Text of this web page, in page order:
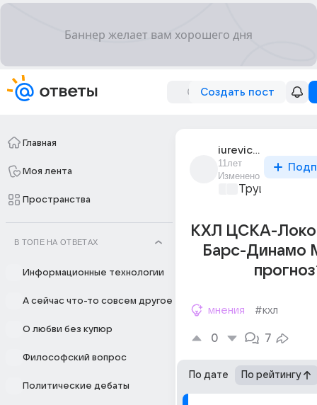
Создать пост
Главная
Моя лента
Пространства
В ТОПЕ НА ОТВЕТАХ
Информационные технологии
А сейчас что-то совсем другое
О любви без купюр
Философский вопрос
Политические дебаты
iurevich_359
11лет
Изменено
Трушный
КХЛ ЦСКА-
Барс-Динамо
мнения #кхл
0 7
По дате По рейтингу